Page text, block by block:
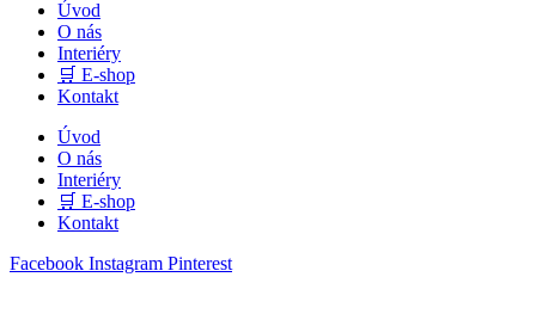
Úvod
O nás
Interiéry
🛒 E-shop
Kontakt
Úvod
O nás
Interiéry
🛒 E-shop
Kontakt
Facebook Instagram Pinterest